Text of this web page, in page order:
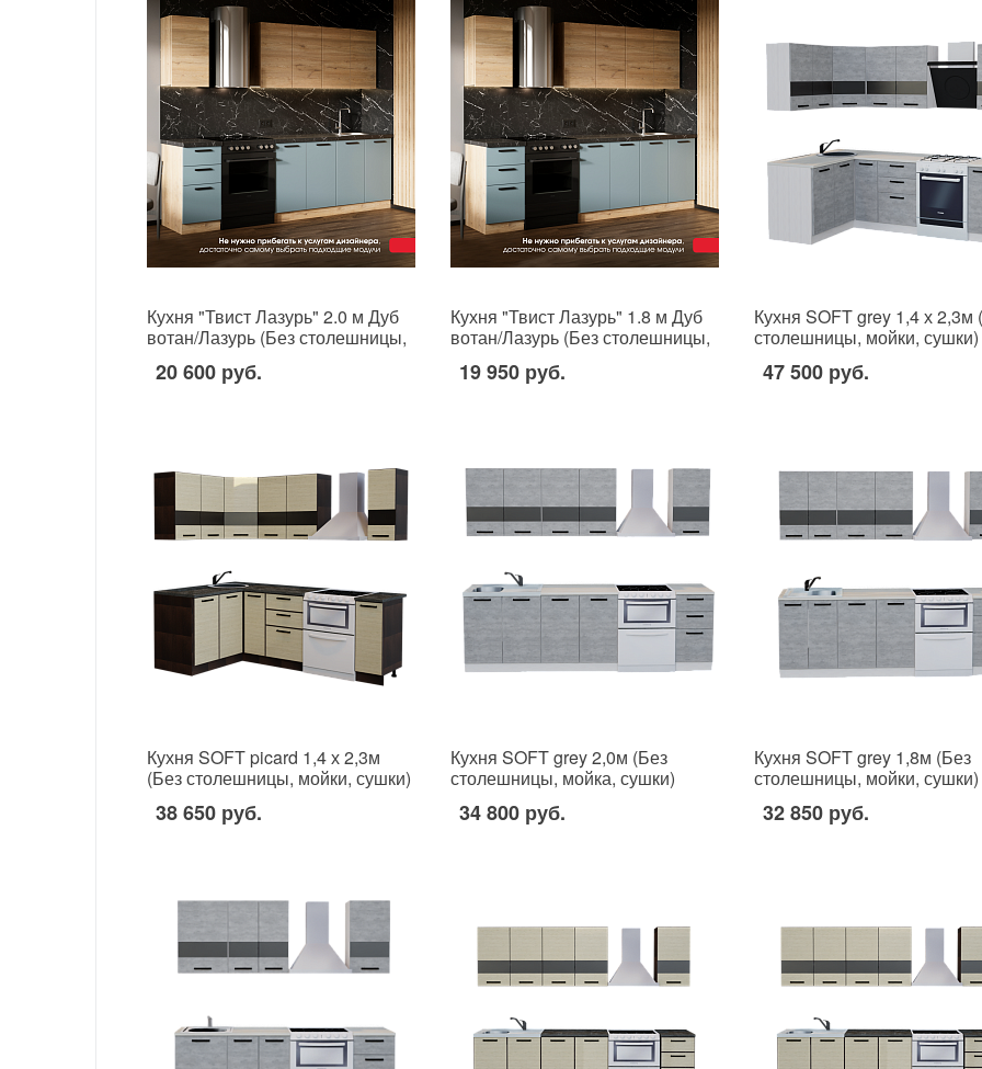
Кухня "Твист Лазурь" 2.0 м Дуб
вотан/Лазурь (Без столешницы,
20 600 руб.
Кухня "Твист Лазурь" 1.8 м Дуб
вотан/Лазурь (Без столешницы,
19 950 руб.
Кухня SOFT grey 1,4 х 2,3м
столешницы, мойки, сушки)
47 500 руб.
Кухня SOFT picard 1,4 х 2,3м
(Без столешницы, мойки, сушки)
38 650 руб.
Кухня SOFT grey 2,0м (Без
столешницы, мойка, сушки)
34 800 руб.
Кухня SOFT grey 1,8м (Без
столешницы, мойки, сушки)
32 850 руб.